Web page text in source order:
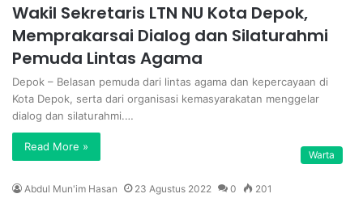
Wakil Sekretaris LTN NU Kota Depok,
Memprakarsai Dialog dan Silaturahmi
Pemuda Lintas Agama
Depok – Belasan pemuda dari lintas agama dan kepercayaan di
Kota Depok, serta dari organisasi kemasyarakatan menggelar
dialog dan silaturahmi.…
Read More »
Warta
Abdul Mun'im Hasan 23 Agustus 2022 0 201